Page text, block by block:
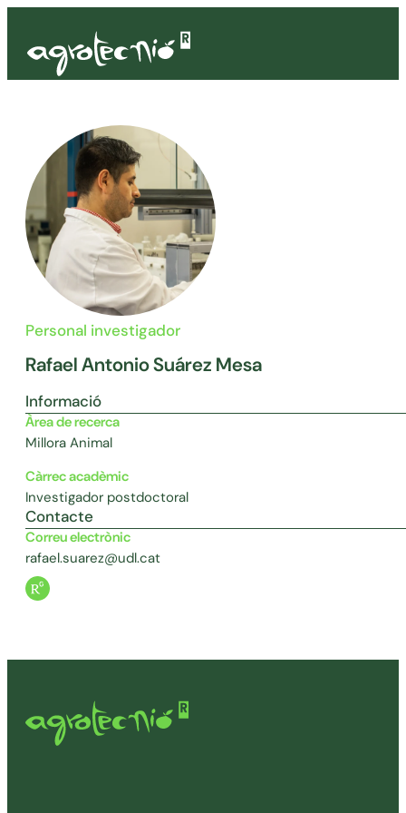
Personal investigador
Rafael Antonio Suárez Mesa
Informació
Àrea de recerca
Millora Animal
Càrrec acadèmic
Investigador postdoctoral
Contacte
Correu electrònic
rafael.suarez@udl.cat